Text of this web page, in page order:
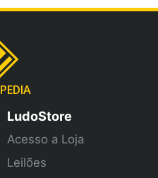
PEDIA
LudoStore
Acesso a Loja
Leilões